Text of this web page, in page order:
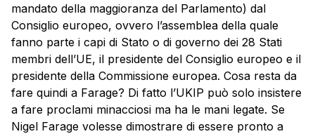
mandato della maggioranza del Parlamento) dal
Consiglio europeo, ovvero l’assemblea della quale
fanno parte i capi di Stato o di governo dei 28 Stati
membri dell’UE, il presidente del Consiglio europeo e il
presidente della Commissione europea. Cosa resta da
fare quindi a Farage? Di fatto l’UKIP può solo insistere
a fare proclami minacciosi ma ha le mani legate. Se
Nigel Farage volesse dimostrare di essere pronto a